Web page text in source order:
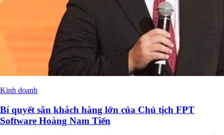
Kinh doanh
Bí quyết săn khách hàng lớn của Chủ tịch FPT
Software Hoàng Nam Tiến